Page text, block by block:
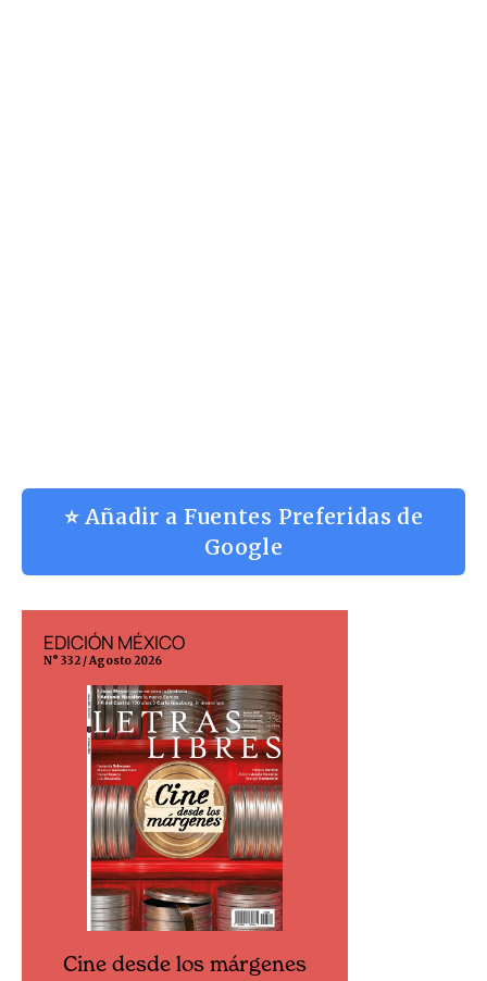
⭐ Añadir a Fuentes Preferidas de
Google
EDICIÓN MÉXICO
N° 332 / Agosto 2026
Cine desde los márgenes